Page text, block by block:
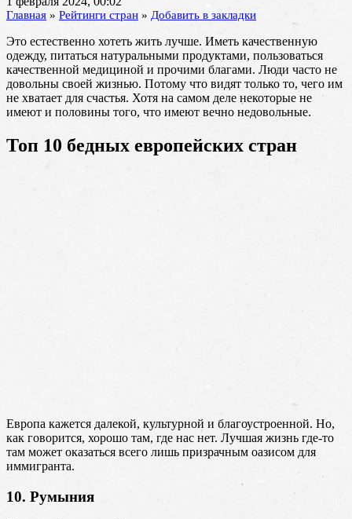
Главная » Рейтинги стран » Добавить в закладки
Это естественно хотеть жить лучше. Иметь качественную
одежду, питаться натуральными продуктами, пользоваться
качественной медициной и прочими благами. Люди часто не
довольны своей жизнью. Потому что видят только то, чего им
не хватает для счастья. Хотя на самом деле некоторые не
имеют и половины того, что имеют вечно недовольные.
Топ 10 бедных европейских стран
Европа кажется далекой, культурной и благоустроенной. Но,
как говорится, хорошо там, где нас нет. Лучшая жизнь где-то
там может оказаться всего лишь призрачным оазисом для
иммигранта.
10. Румыния